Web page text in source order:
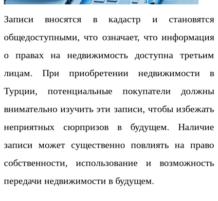
Записи вносятся в кадастр и становятся
общедоступными, что означает, что информация
о правах на недвижимость доступна третьим
лицам. При приобретении недвижимости в
Турции, потенциальные покупатели должны
внимательно изучить эти записи, чтобы избежать
неприятных сюрпризов в будущем. Наличие
записи может существенно повлиять на право
собственности, использование и возможность
передачи недвижимости в будущем.